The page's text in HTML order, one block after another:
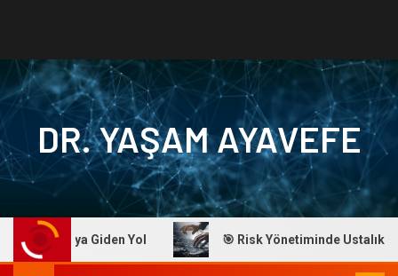
DR. YAŞAM AYAVEFE
Giden Yol 🎯 Risk Yönetiminde Ustalık: Dr.